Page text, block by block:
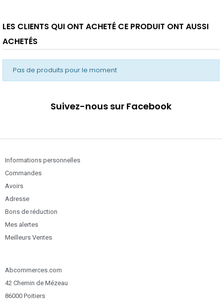
LES CLIENTS QUI ONT ACHETÉ CE PRODUIT ONT AUSSI
ACHETÉS
Pas de produits pour le moment
Suivez-nous sur Facebook
Informations personnelles
Commandes
Avoirs
Adresse
Bons de réduction
Mes alertes
Meilleurs Ventes
Abcommerces.com
42 Chemin de Mézeau
86000 Poitiers